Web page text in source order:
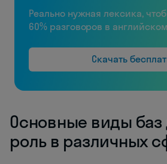
Реально нужная лексика,
60% разговоров в английском
Скачать
Основные виды баз
роль в различных